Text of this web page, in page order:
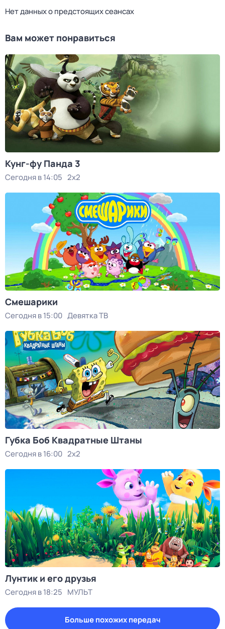
Нет данных о предстоящих сеансах
Вам может понравиться
Кунг-фу Панда 3
Сегодня в 14:05 2x2
Смешарики
Сегодня в 15:00 Девятка ТВ
Губка Боб Квадратные Штаны
Сегодня в 16:00 2x2
Лунтик и его друзья
Сегодня в 18:25 МУЛЬТ
Больше похожих передач